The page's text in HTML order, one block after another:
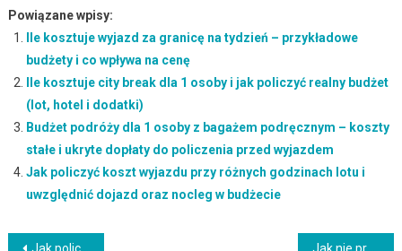
Powiązane wpisy:
Ile kosztuje wyjazd za granicę na tydzień – przykładowe
budżety i co wpływa na cenę
Ile kosztuje city break dla 1 osoby i jak policzyć realny budżet
(lot, hotel i dodatki)
Budżet podróży dla 1 osoby z bagażem podręcznym – koszty
stałe i ukryte dopłaty do policzenia przed wyjazdem
Jak policzyć koszt wyjazdu przy różnych godzinach lotu i
uwzględnić dojazd oraz nocleg w budżecie
Jak policzyć koszt parkingu przy lotnisku – cennik, doba/godzina i opłaty dodatkowe Jak nie przepłacić przez brak rezerwy awaryjnej – najlepsza strategia oszczędzania i plan budżetu na czarną godzinę